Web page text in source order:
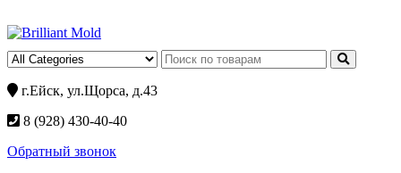
г.Ейск, ул.Щорса, д.43
8 (928) 430-40-40
Обратный звонок